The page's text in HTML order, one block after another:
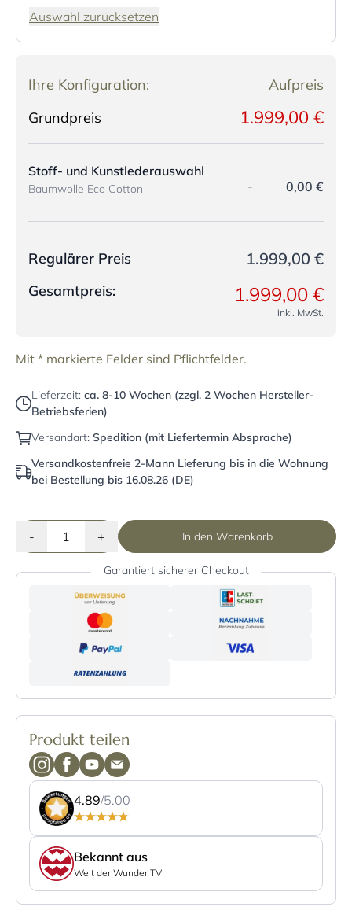
Auswahl zurücksetzen
Ihre Konfiguration:
Aufpreis
Grundpreis
1.999,00 €
Stoff- und Kunstlederauswahl
Baumwolle Eco Cotton - 0,00 €
Regulärer Preis 1.999,00 €
Gesamtpreis: 1.999,00 €
inkl. MwSt.
Mit * markierte Felder sind Pflichtfelder.
Lieferzeit: ca. 8-10 Wochen (zzgl. 2 Wochen Hersteller-
Betriebsferien)
Versandart: Spedition (mit Liefertermin Absprache)
Versandkostenfreie 2-Mann Lieferung bis in die Wohnung
bei Bestellung bis 16.08.26 (DE)
- + In den Warenkorb
Garantiert sicherer Checkout
Produkt teilen
4.89/5.00
Bekannt aus
Welt der Wunder TV